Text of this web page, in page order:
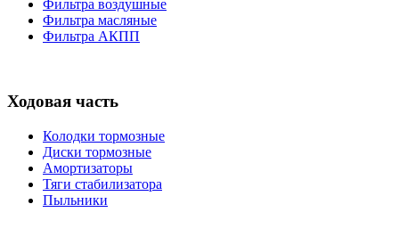
Фильтра воздушные
Фильтра масляные
Фильтра АКПП
Ходовая часть
Колодки тормозные
Диски тормозные
Амортизаторы
Тяги стабилизатора
Пыльники